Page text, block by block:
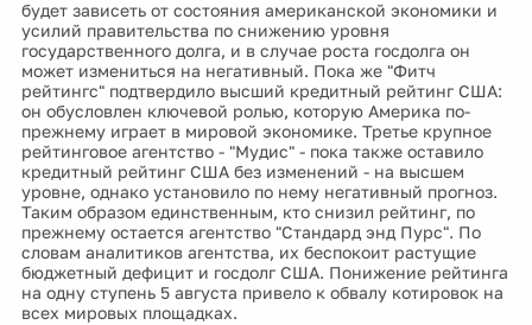
будет зависеть от состояния американской экономики и
усилий правительства по снижению уровня
государственного долга, и в случае роста госдолга он
может измениться на негативный. Пока же "Фитч
рейтингс" подтвердило высший кредитный рейтинг США:
он обусловлен ключевой ролью, которую Америка по-
прежнему играет в мировой экономике. Третье крупное
рейтинговое агентство - "Мудис" - пока также оставило
кредитный рейтинг США без изменений - на высшем
уровне, однако установило по нему негативный прогноз.
Таким образом единственным, кто снизил рейтинг, по
прежнему остается агентство "Стандард энд Пурс". По
словам аналитиков агентства, их беспокоит растущие
бюджетный дефицит и госдолг США. Понижение рейтинга
на одну ступень 5 августа привело к обвалу котировок на
всех мировых площадках.